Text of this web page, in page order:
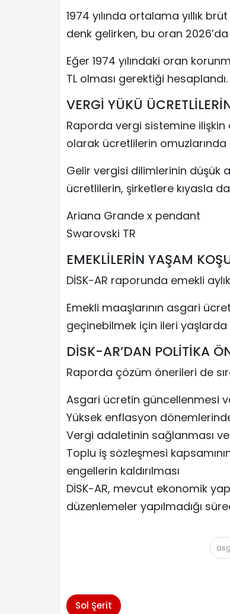
1974 yılında ortalama yıllık
denk gelirken, bu oran
Eğer 1974 yılındaki oran
TL olması gerektiği hesaplandı.
VERGİ YÜKÜ
Raporda vergi sistemine ilişkin
olarak ücretlilerin omuzlarında
Gelir vergisi dilimlerinin düşük
ücretlilerin, şirketlere kıyasla
Ariana Grande x pendant
Swarovski TR
EMEKLİLERİN YAŞAM
DİSK-AR raporunda emekli
Emekli maaşlarının asgari
geçinebilmek için ileri yaşlarda
DİSK-AR’DAN POLİTİKA
Raporda çözüm önerileri de
Asgari ücretin güncellenmesi
Yüksek enflasyon
Vergi adaletinin sağlanması
Toplu iş sözleşmesi
engellerin kaldırılması
DİSK-AR, mevcut ekonomik
düzenlemeler yapılmadığı
Sol Şerit